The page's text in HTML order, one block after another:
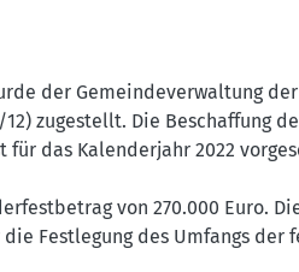
der Gemeindeverwaltung
12) zugestellt. Die Beschaffung
das Kalenderjahr 2022
von 270.000 Euro.
Festlegung des Umfangs der